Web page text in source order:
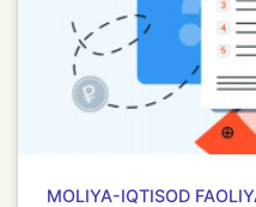
MOLIYA-IQTISOD